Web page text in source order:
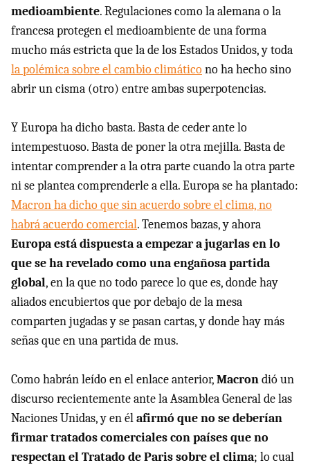
medioambiente. Regulaciones como la alemana o la
francesa protegen el medioambiente de una forma
mucho más estricta que la de los Estados Unidos, y toda
la polémica sobre el cambio climáticono ha hecho sino
abrir un cisma (otro) entre ambas superpotencias.
Y Europa ha dicho basta. Basta de ceder ante lo
intempestuoso. Basta de poner la otra mejilla. Basta de
intentar comprender a la otra parte cuando la otra parte
ni se plantea comprenderle a ella. Europa se ha plantado:
Macron ha dicho que sin acuerdo sobre el clima, no
habrá acuerdo comercial. Tenemos bazas, y ahora
Europa está dispuesta a empezar a jugarlas en lo
que se ha revelado como una engañosa partida
global, en la que no todo parece lo que es, donde hay
aliados encubiertos que por debajo de la mesa
comparten jugadas y se pasan cartas, y donde hay más
señas que en una partida de mus.
Como habrán leído en el enlace anterior,Macrondió un
discurso recientemente ante la Asamblea General de las
Naciones Unidas, y en élafirmó que no se deberían
firmar tratados comerciales con países que no
respectan el Tratado de Paris sobre el clima; lo cual